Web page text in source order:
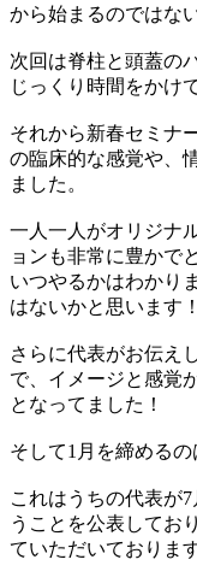
から始まるのではな
次回は脊柱と頭蓋の
じっくり時間をかけ
それから新春セミナ
の臨床的な感覚や、
ました。
一人一人がオリジナ
ョンも非常に豊かで
いつやるかはわかり
はないかと思います！
さらに代表がお伝え
で、イメージと感覚
となってました！
そして1月を締めるの
これはうちの代表が
うことを公表してお
ていただいております